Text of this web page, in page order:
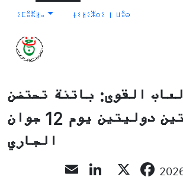
ⵉⵎⴻⵥⵍⴰ ⵜⵉⵍⵉⵥⵔⵉ ⵏ ⵡⴻⴱ
القوى: باتنة تحتضن
منافستين دوليتين يوم 12 جوان
الجاري
Facebook
LinkedIn